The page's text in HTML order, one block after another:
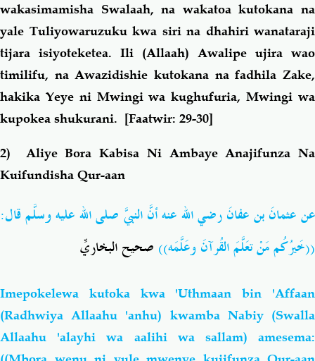
wakasimamisha Swalaah, na wakatoa kutokana na
yale Tuliyowaruzuku kwa siri na dhahiri wanataraji
tijara isiyoteketea. Ili (Allaah) Awalipe ujira wao
timilifu, na Awazidishie kutokana na fadhila Zake,
hakika Yeye ni Mwingi wa kughufuria, Mwingi wa
kupokea shukurani. [Faatwir: 29-30]
2) Aliye Bora Kabisa Ni Ambaye Anajifunza Na
Kuifundisha Qur-aan
عن عثمانَ بن عفانَ رضي الله عنه أنَّ النبيَّ صلى الله عليه وسلّم قالَ:
((خَيرُكُم مَنْ تعَلَّمَ القُرآنَ وعَلَّمَه)) صحيح البخاريِّ
Imepokelewa kutoka kwa 'Uthmaan bin 'Affaan
(Radhwiya Allaahu 'anhu) kwamba Nabiy (Swalla
Allaahu 'alayhi wa aalihi wa sallam) amesema: